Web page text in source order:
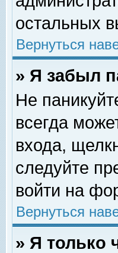
остальных
Вернуться
» Я забыл
Не
всегда
входа,
следуйте
войти на
Вернуться
» Я только